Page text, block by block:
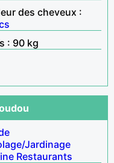
des cheveux :
: 90 kg
Jardinage
Restaurants